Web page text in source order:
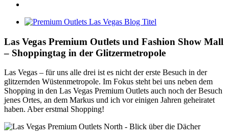
Zeige
Bild
Las Vegas Premium Outlets und Fashion Show Mall
– Shoppingtag in der Glitzermetropole
Las Vegas – für uns alle drei ist es nicht der erste Besuch in der
glitzernden Wüstenmetropole. Im Fokus steht bei uns neben dem
Shopping in den Las Vegas Premium Outlets auch noch der Besuch
jenes Ortes, an dem Markus und ich vor einigen Jahren geheiratet
haben. Aber erstmal Shopping!